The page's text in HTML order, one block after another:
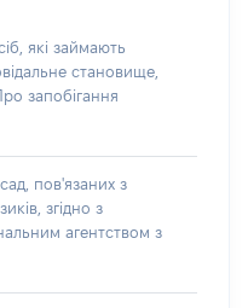
які займають
становище,
запобігання
пов'язаних з
згідно з
агентством з